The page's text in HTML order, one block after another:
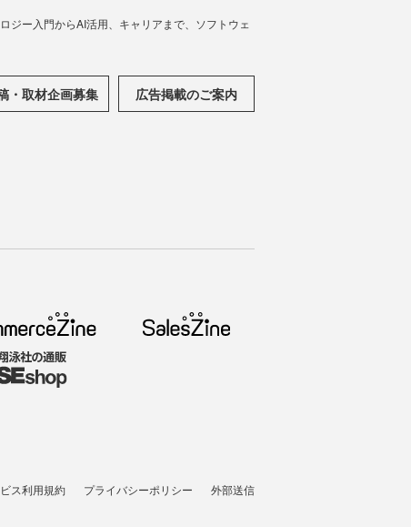
ジー入門からAI活用、キャリアまで、ソフトウェ
・取材企画募集 広告掲載のご案内
ス利用規約 プライバシーポリシー 外部送信